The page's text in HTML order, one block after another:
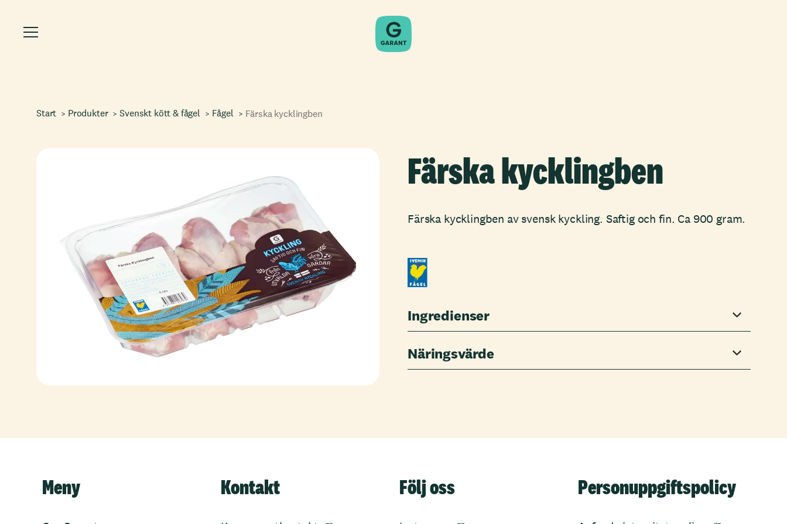
Start Produkter Svenskt kött & fågel Fågel Färska kycklingben
Färska kycklingben
Färska kycklingben av svensk kyckling. Saftig och fin. Ca 900 gram.
Ingredienser
Näringsvärde
Meny Kontakt Följ oss Personuppgiftspolicy